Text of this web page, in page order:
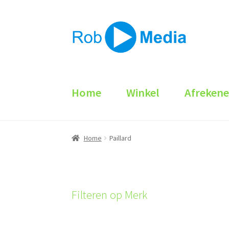
door
naar
Home Winkel
Home Paillard
Filteren op Merk